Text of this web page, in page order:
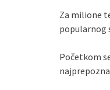
Za milione
popularnog
Početkom